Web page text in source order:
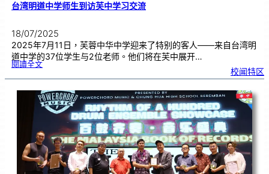
台湾明道中学师生到访芙中学习交流
18/07/2025
2025年7月11日，芙蓉中华中学迎来了特别的客人——来自台湾明
道中学的37位学生与2位老师。他们将在芙中展开…
閱讀全文:台
道
学
师
生
到
访
芙
中
流
校闻特区